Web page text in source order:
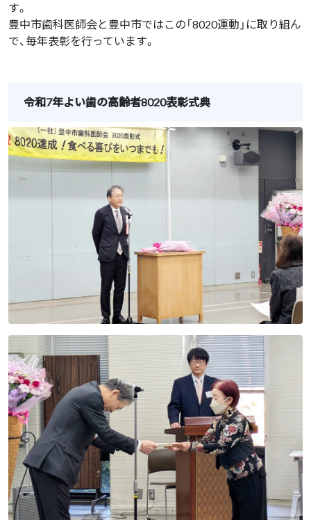
す。
豊中市歯科医師会と豊中市ではこの「8020運動」に取り組ん
で、毎年表彰を行っています。
令和7年よい歯の高齢者8020表彰式典